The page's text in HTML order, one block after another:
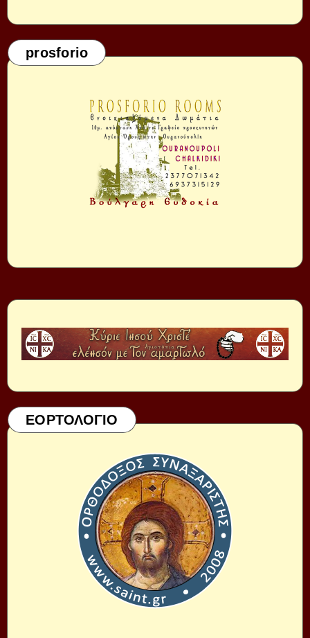
prosforio
ΕΟΡΤΟΛΟΓΙΟ